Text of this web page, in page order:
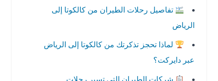
تفاصيل رحلات الطيران من كالكوتا إلى
الرياض
لماذا تحجز تذكرتك من كالكوتا إلى الرياض
عبر دايركت؟
شركات الطيران التي تسير رحلات